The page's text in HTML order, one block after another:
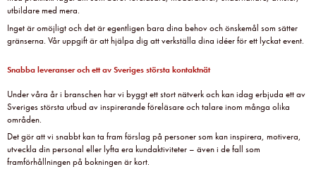
utbildare med mera.
Inget är omöjligt och det är egentligen bara dina behov och önskemål som sätter
gränserna. Vår uppgift är att hjälpa dig att verkställa dina idéer för ett lyckat event.
Snabba leveranser och ett av Sveriges största kontaktnät
Under våra år i branschen har vi byggt ett stort nätverk och kan idag erbjuda ett av
Sveriges största utbud av inspirerande föreläsare och talare inom många olika
områden.
Det gör att vi snabbt kan ta fram förslag på personer som kan inspirera, motivera,
utveckla din personal eller lyfta era kundaktiviteter – även i de fall som
framförhållningen på bokningen är kort.